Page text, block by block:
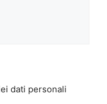
dati personali